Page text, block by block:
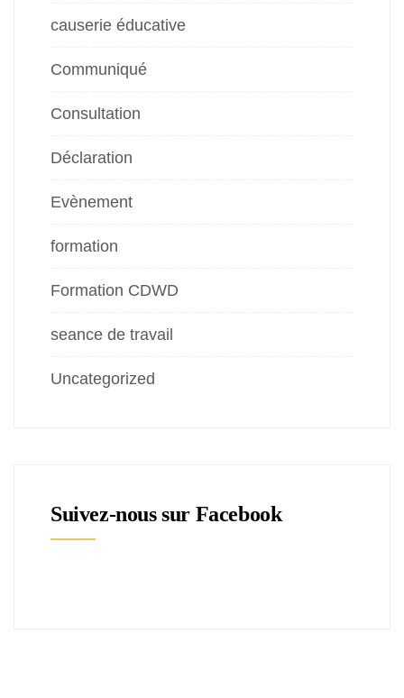
causerie éducative
Communiqué
Consultation
Déclaration
Evènement
formation
Formation CDWD
seance de travail
Uncategorized
Suivez-nous sur Facebook